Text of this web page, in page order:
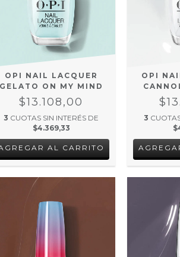
OPI NAIL LACQUER
GELATO ON MY MIND
$13.108,00
3 CUOTAS SIN INTERÉS DE
$4.369,33
OPI
3